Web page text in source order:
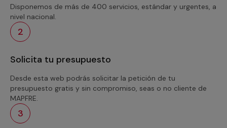
Disponemos de más de 400 servicios, estándar y urgentes, a
nivel nacional.
2
Solicita tu presupuesto
Desde esta web podrás solicitar la petición de tu
presupuesto gratis y sin compromiso, seas o no cliente de
MAPFRE.
3